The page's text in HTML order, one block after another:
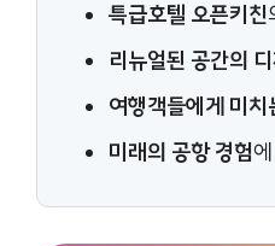
특급호텔 오픈키친
리뉴얼된 공간의
여행객들에게 미치
미래의 공항 경험